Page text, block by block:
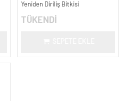
Yeniden Diriliş Bitkisi
TÜKENDİ